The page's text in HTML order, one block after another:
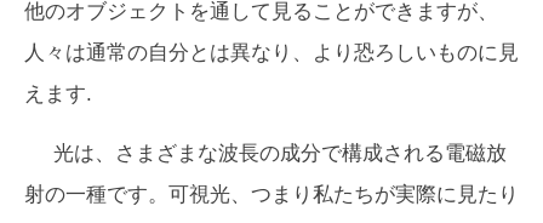
他のオブジェクトを通して見ることができますが、
人々は通常の自分とは異なり、より恐ろしいものに見
えます.
光は、さまざまな波長の成分で構成される電磁放
射の一種です。可視光、つまり私たちが実際に見たり